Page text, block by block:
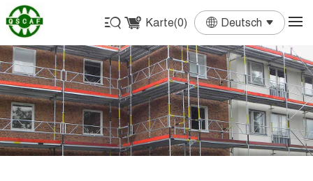
Karte(0) Deutsch
English
Français
Deutsch
Español
Português